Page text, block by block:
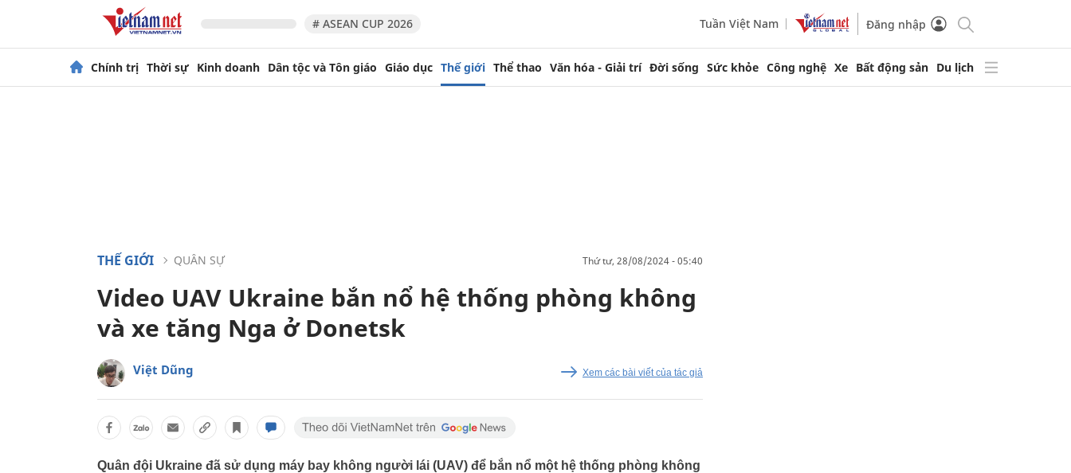
# ASEAN CUP 2026 Tuần Việt Nam Đăng nhập
Chính trị Thời sự Kinh doanh Dân tộc và Tôn giáo Giáo dục Thế giới Thể thao Văn hóa - Giải trí Đời sống Sức khỏe Công nghệ Xe Bất động sản Du lịch
THẾ GIỚI QUÂN SỰ thứ tư, 28/08/2024 - 05:40
Video UAV Ukraine bắn nổ hệ thống phòng không
và xe tăng Nga ở Donetsk
Việt Dũng Xem các bài viết của tác giả
Quân đội Ukraine đã sử dụng máy bay không người lái (UAV) để bắn nổ một hệ thống phòng không